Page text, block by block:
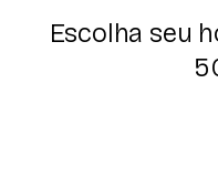
Escolha seu